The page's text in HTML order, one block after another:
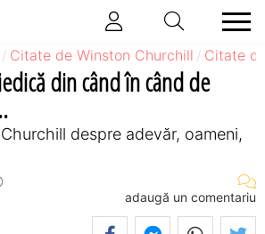
Citate de Winston Churchill Citate
din când în când de
despre adevăr, oameni,
adaugă un comentariu